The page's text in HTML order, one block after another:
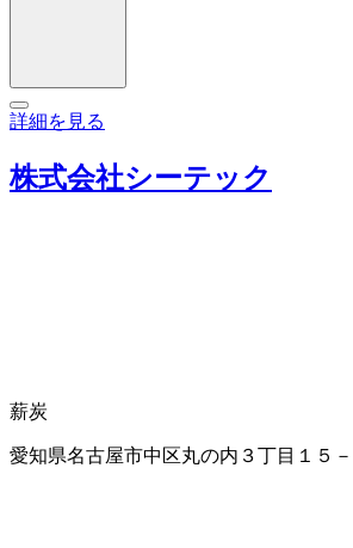
詳細を見る
株式会社シーテック
薪炭
愛知県名古屋市中区丸の内３丁目１５